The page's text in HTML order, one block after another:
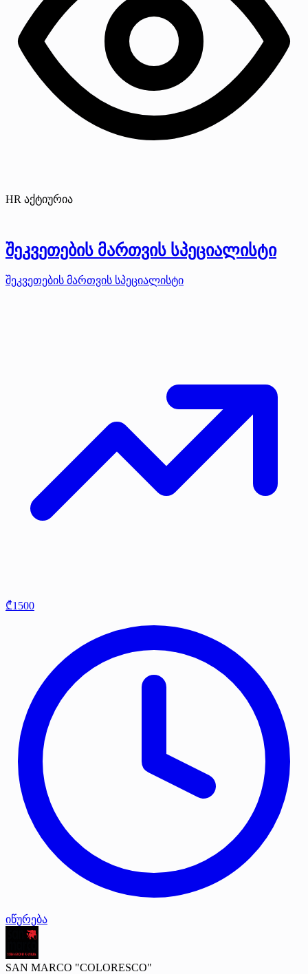
HR აქტიურია
შეკვეთების მართვის სპეციალისტი
შეკვეთების მართვის სპეციალისტი
₾1500
იწურება
SAN MARCO "COLORESCO"